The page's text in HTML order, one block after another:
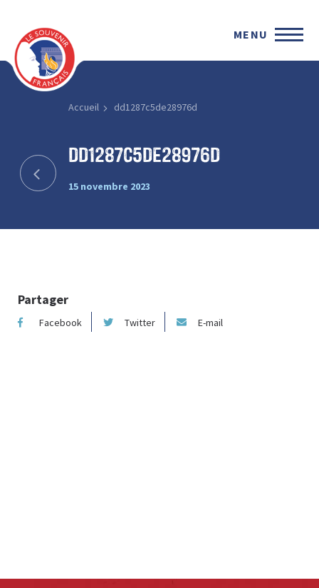
MENU
Accueil dd1287c5de28976d
dd1287c5de28976d
15 novembre 2023
Partager
Facebook Twitter E-mail